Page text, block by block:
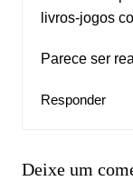
livros-jogos
Parece ser
Responder
Deixe um